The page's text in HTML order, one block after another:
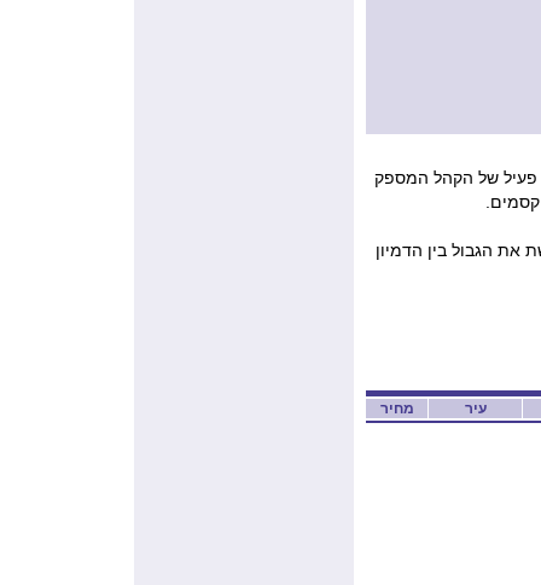
פעיל של הקהל המספק
את הגבול בין הדמיון
מחיר עיר